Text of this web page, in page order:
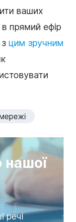
ваших
прямий ефір
цим зручним
нашої
речі